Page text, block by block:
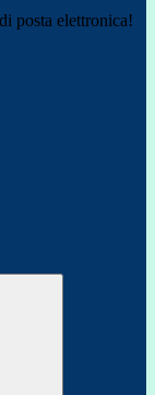
posta elettronica!